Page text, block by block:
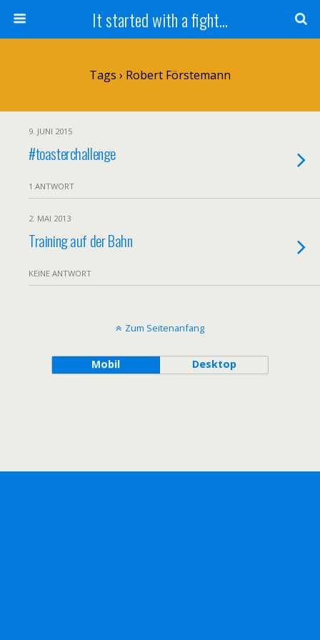
It started with a fight...
Tags › Robert Förstemann
9. JUNI 2015
#toasterchallenge
1 ANTWORT
2. MAI 2013
Training auf der Bahn
KEINE ANTWORT
Zum Seitenanfang
Mobil Desktop